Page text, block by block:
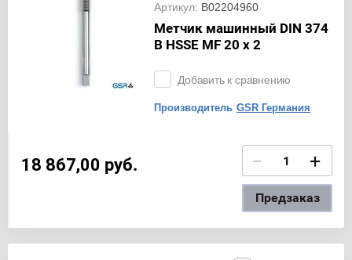
Артикул: B02204960
Метчик машинный DIN 374
B HSSE MF 20 x 2
Добавить к сравнению
Производитель GSR Германия
18 867,00 руб. − +
Предзаказ